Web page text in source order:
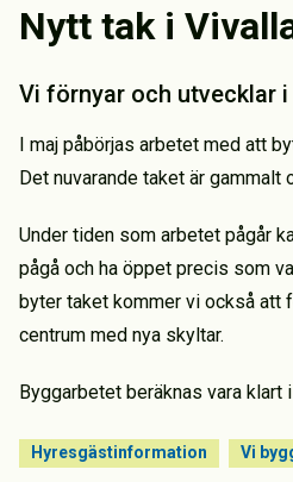
Nytt tak i
Vi förnyar och utvecklar
I maj påbörjas arbetet med att
Det nuvarande taket är gammalt
Under tiden som arbetet pågår
pågå och ha öppet precis som
byter taket kommer vi också att
centrum med nya skyltar.
Byggarbetet beräknas vara klart
Hyresgästinformation Vi